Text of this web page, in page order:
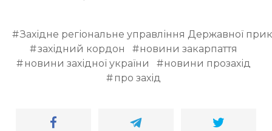
Західне регіональне управління Державної
західний кордон
новини закарпаття
новини західної україни
новини прозахід
про захід